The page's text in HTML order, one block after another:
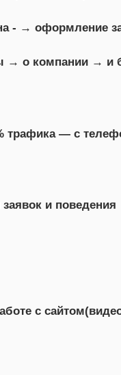
- → оформление
→ о компании → и
трафика — с
и поведения
с